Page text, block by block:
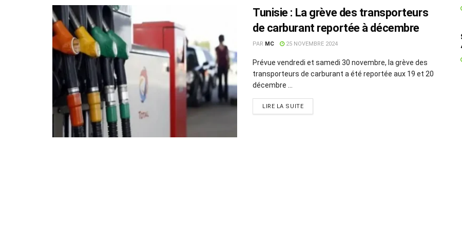
Tunisie : La grève des transporteurs
de carburant reportée à décembre
PAR MC 25 NOVEMBRE 2024
Prévue vendredi et samedi 30 novembre, la grève des
transporteurs de carburant a été reportée aux 19 et 20
décembre ...
LIRE LA SUITE